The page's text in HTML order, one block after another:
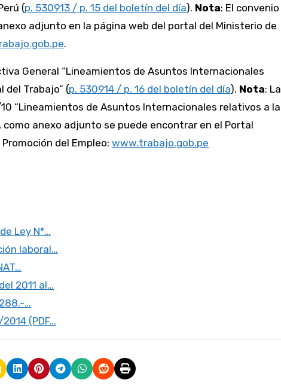
(p. 530913 / p. 15 del boletín del día). Nota: El convenio
adjunto en la página web del portal del Ministerio de
.
General “Lineamientos de Asuntos Internacionales
del Trabajo” (p. 530914 / p. 16 del boletín del día). Nota: La
“Lineamientos de Asuntos Internacionales relativos a la
como anexo adjunto se puede encontrar en el Portal
del Empleo: www.trabajo.gob.pe
Ley N°…
laboral…
2011 al…
…
(PDF…